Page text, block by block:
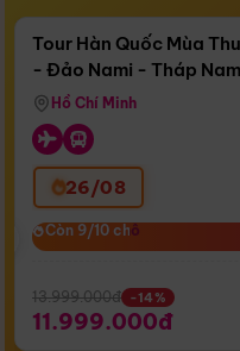
Còn17 ngày 14:10:25
Bay Sun Phuquoc
Tour Hàn Quốc Mùa
- Đảo Nami - Tháp
Airways)
Hồ Chí Minh
26/08
Còn 9/10 chỗ
Còn 9/10 chỗ
13.999.000đ -14%
11.999.000đ